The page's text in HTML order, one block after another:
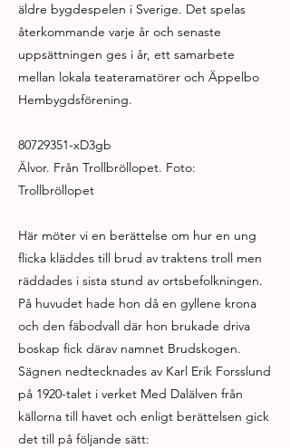
äldre bygdespelen i Sverige. Det spelas
återkommande varje år och senaste
uppsättningen ges i år, ett samarbete
mellan lokala teateramatörer och Äppelbo
Hembygdsförening.
80729351-xD3gb
Älvor. Från Trollbröllopet. Foto:
Trollbröllopet
Här möter vi en berättelse om hur en ung
flicka kläddes till brud av traktens troll men
räddades i sista stund av ortsbefolkningen.
På huvudet hade hon då en gyllene krona
och den fäbodvall där hon brukade driva
boskap fick därav namnet Brudskogen.
Sägnen nedtecknades av Karl Erik Forsslund
på 1920-talet i verket Med Dalälven från
källorna till havet och enligt berättelsen gick
det till på följande sätt: